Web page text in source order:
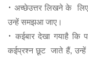
•अच्छेउत्तर लिखने के लिए
उन्हें समझआ जाए।
• कईबार देखा गयाहै कि
कईप्रश्न छूट जाते हैं, उन्हें